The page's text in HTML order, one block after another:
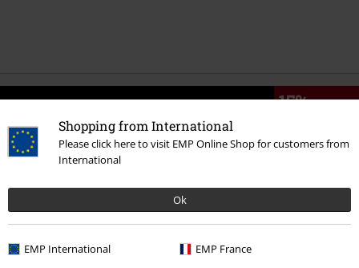
Shopping from International
Please click here to visit EMP Online Shop for customers from
International
Ok
EMP International EMP France
15%
E-Mail Newsletter
Profitez d'une remise de 15 % en vous
abonnant maintenant !
J’accepte de recevoir la newsletter d’EMP et que mes données
personnelles soient utilisées par EMP Mail Order UK Ltd pour m’envoyer